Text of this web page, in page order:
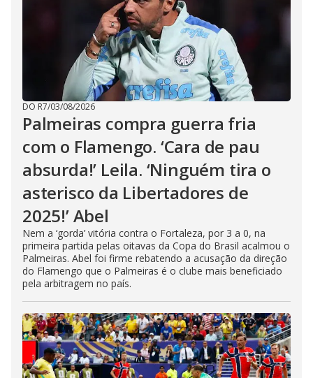
DO R7/03/08/2026
Palmeiras compra guerra fria
com o Flamengo. ‘Cara de pau
absurda!’ Leila. ‘Ninguém tira o
asterisco da Libertadores de
2025!’ Abel
Nem a ‘gorda’ vitória contra o Fortaleza, por 3 a 0, na
primeira partida pelas oitavas da Copa do Brasil acalmou o
Palmeiras. Abel foi firme rebatendo a acusação da direção
do Flamengo que o Palmeiras é o clube mais beneficiado
pela arbitragem no país.